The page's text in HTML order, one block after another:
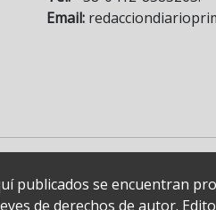
Email:
publicados se encuentran
de derechos de autor.